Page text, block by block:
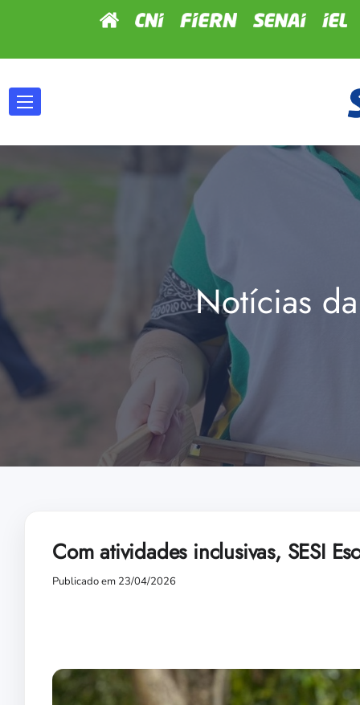
Notícias
Com atividades inclusivas, SESI
Publicado em 23/04/2026